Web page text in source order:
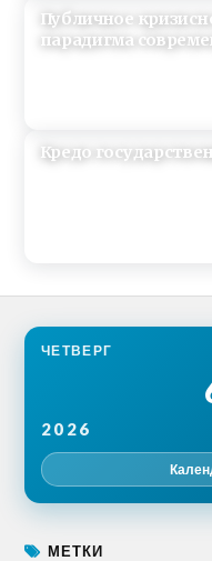
Публичное
парадигма
Кредо
ЧЕТВЕРГ
2026
МЕТКИ